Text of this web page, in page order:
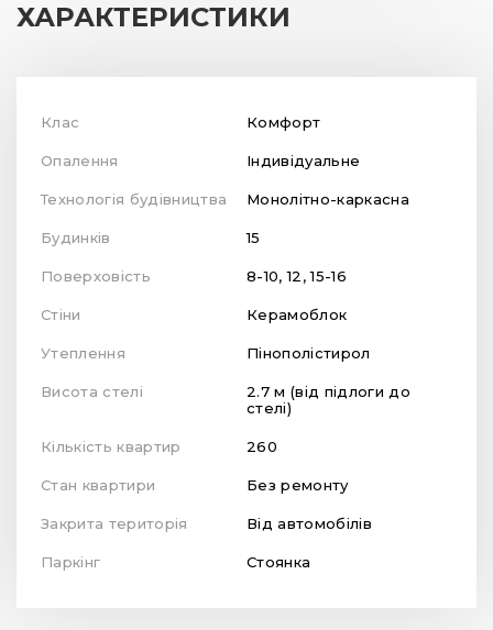
ХАРАКТЕРИСТИКИ
Клас Комфорт
Опалення Індивідуальне
Технологія будівництва Монолітно-каркасна
Будинків 15
Поверховість 8-10, 12, 15-16
Стіни Керамоблок
Утеплення Пінополістирол
Висота стелі
2.7 м (від підлоги до
стелі)
Кількість квартир 260
Стан квартири Без ремонту
Закрита територія Від автомобілів
Паркінг Стоянка